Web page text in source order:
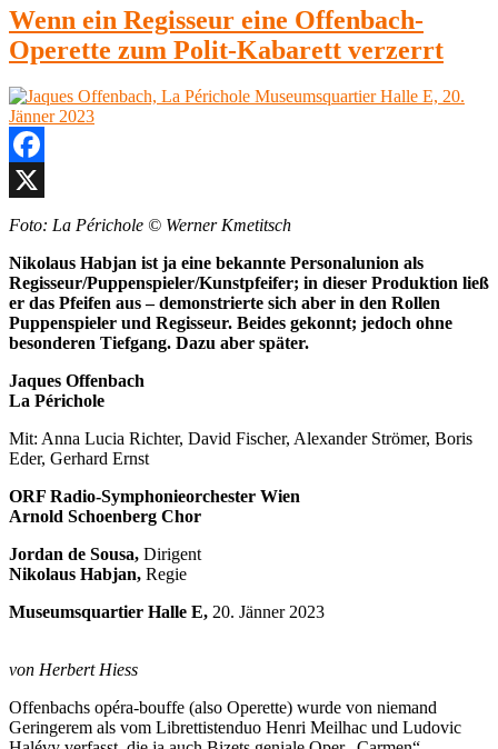
6.
Juni
2023“
Berg,
Lulu
Wiener
2023,
Museumsquartier
Wenn ein Regisseur eine Offenbach-
Operette zum Polit-Kabarett verzerrt
Facebook
X
Foto: La Périchole © Werner Kmetitsch
Nikolaus Habjan ist ja eine bekannte Personalunion als
Regisseur/Puppenspieler/Kunstpfeifer; in dieser Produktion ließ
er das Pfeifen aus – demonstrierte sich aber in den Rollen
Puppenspieler und Regisseur. Beides gekonnt; jedoch ohne
besonderen Tiefgang. Dazu aber später.
Jaques Offenbach
La Périchole
Mit: Anna Lucia Richter, David Fischer, Alexander Strömer, Boris
Eder, Gerhard Ernst
ORF Radio-Symphonieorchester Wien
Arnold Schoenberg Chor
Jordan de Sousa, Dirigent
Nikolaus Habjan, Regie
Museumsquartier Halle E, 20. Jänner 2023
von Herbert Hiess
Offenbachs opéra-bouffe (also Operette) wurde von niemand
Geringerem als vom Librettistenduo Henri Meilhac und Ludovic